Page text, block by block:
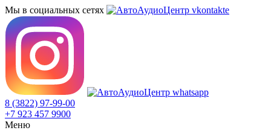
Мы в социальных сетях
8 (3822) 97-99-00
+7 923 457 9900
Меню